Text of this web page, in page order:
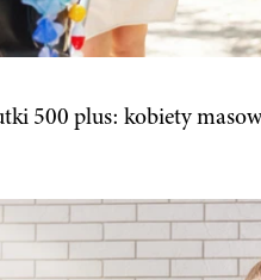
500 plus: kobiety